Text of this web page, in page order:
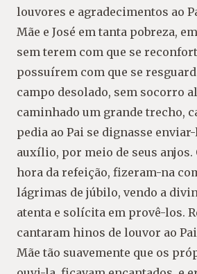
louvores e agradecimentos ao
Mãe e José em tanta pobreza,
sem terem com que se
possuírem com que se
campo desolado, sem socorro
caminhado um grande trecho,
pedia ao Pai se dignasse
auxílio, por meio de seus anjos.
hora da refeição, fizeram-na
lágrimas de júbilo, vendo a
atenta e solícita em provê-los.
cantaram hinos de louvor ao
Mãe tão suavemente que os